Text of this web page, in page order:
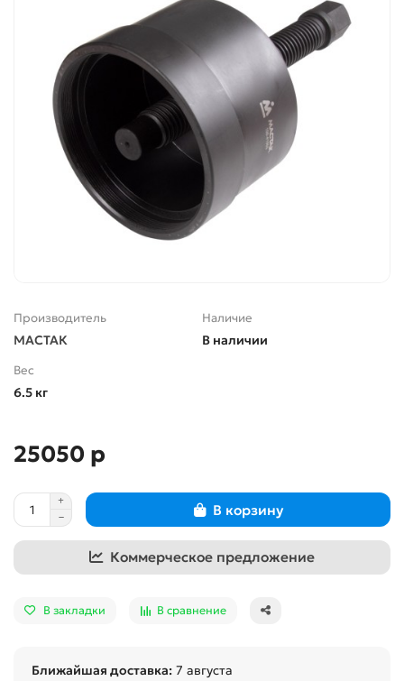
Производитель
МАСТАК
Наличие
В наличии
Вес
6.5 кг
25050 р
В корзину
Коммерческое предложение
В закладки В сравнение
Ближайшая доставка: 7 августа